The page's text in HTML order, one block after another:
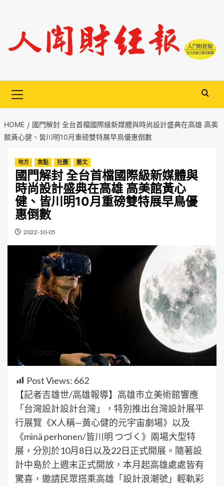
content
Menu
HOME
國門解封 全台首檔國際級新媒體與時尚設計盛典在高雄 高美
館黃心健、皆川明10月重磅雙特展早鳥優惠倒數
地方 焦點 社團 藝文
國門解封 全台首檔國際級新媒體與
時尚設計盛典在高雄 高美館黃心
健、皆川明10月重磅雙特展早鳥優
惠倒數
2022-10-05
Post Views: 662
【記者吉雄世/高雄報導】高雄市立美術館響應
「台灣設計設計台灣」，特別推出台灣設計展平
行展覽《X人稱—黃心健的元宇宙劇場》以及
《minä perhonen/皆川明 つづく》兩場大型特
展，分別於10月8日以及22日正式開展。隨著設
計中島於上週末正式開放，本月起高雄處處皆有
驚喜，邀請民眾搭乘高雄「設計浪潮號」輕軌彩